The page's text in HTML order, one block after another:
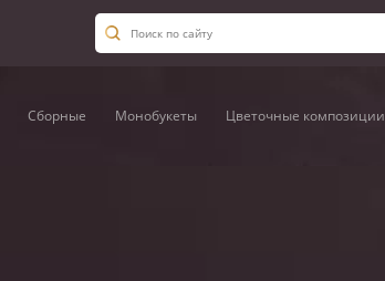
Сборные Монобукеты Цветочные композиции